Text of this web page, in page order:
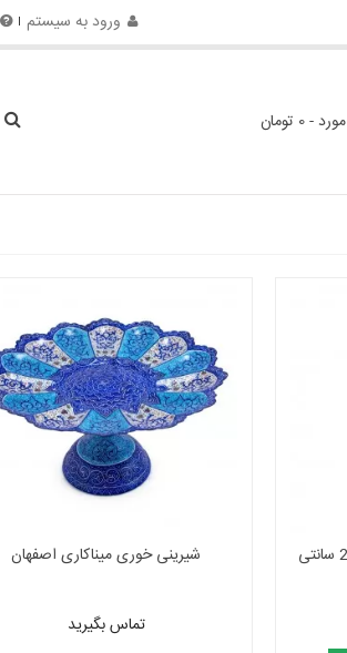
ورود به سیستم
مورد -0 تومان
شیرینی خوری میناکاری اصفهان
تماس بگیرید